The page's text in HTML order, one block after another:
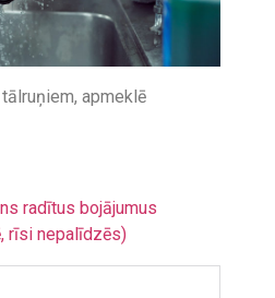
apmeklē
radītus bojājumus
rīsi nepalīdzēs)